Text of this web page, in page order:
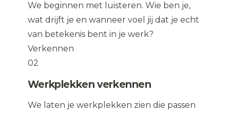
We beginnen met luisteren. Wie ben je,
wat drijft je en wanneer voel jij dat je echt
van betekenis bent in je werk?
Verkennen
02
Werkplekken verkennen
We laten je werkplekken zien die passen